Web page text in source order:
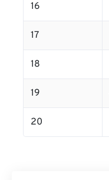
16
17
18
19
20